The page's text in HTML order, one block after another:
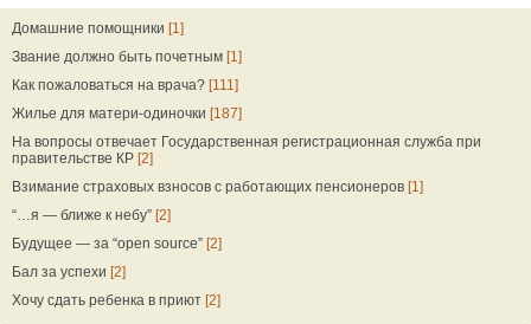
Домашние помощники [1]
Звание должно быть почетным [1]
Как пожаловаться на врача? [111]
Жилье для матери-одиночки [187]
На вопросы отвечает Государственная регистрационная служба при
правительстве КР [2]
Взимание страховых взносов с работающих пенсионеров [1]
“…я — ближе к небу” [2]
Будущее — за “open source” [2]
Бал за успехи [2]
Хочу сдать ребенка в приют [2]